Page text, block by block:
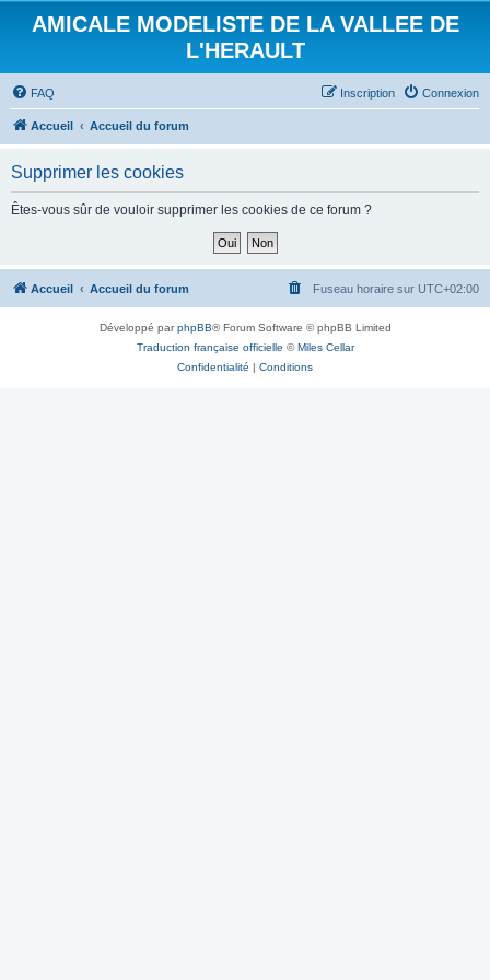
AMICALE MODELISTE DE LA VALLEE DE
L'HERAULT
FAQ Connexion
Inscription
Accueil Accueil du forum
Supprimer les cookies
Êtes-vous sûr de vouloir supprimer les cookies de ce forum ?
Accueil Accueil du forum Fuseau horaire sur UTC+02:00
Développé parphpBB® Forum Software © phpBB Limited
Traduction française officielle ©Miles Cellar
Confidentialité | Conditions